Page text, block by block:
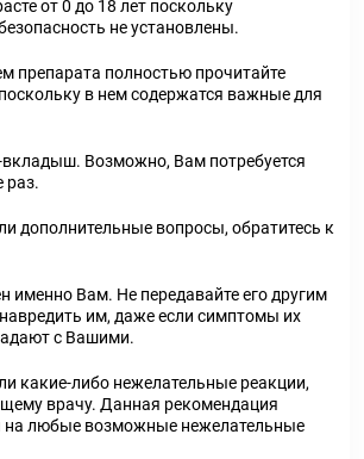
от 0 до 18 лет поскольку
не установлены.
препарата полностью прочитайте
в нем содержатся важные для
вкладыш. Возможно, Вам потребуется
раз.
дополнительные вопросы, обратитесь к
именно Вам. Не передавайте его другим
им, даже если симптомы их
с Вашими.
какие-либо нежелательные реакции,
врачу. Данная рекомендация
на любые возможные нежелательные